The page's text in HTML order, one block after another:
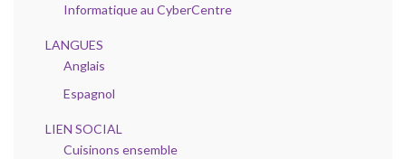
Informatique au CyberCentre
LANGUES
Anglais
Espagnol
LIEN SOCIAL
Cuisinons ensemble